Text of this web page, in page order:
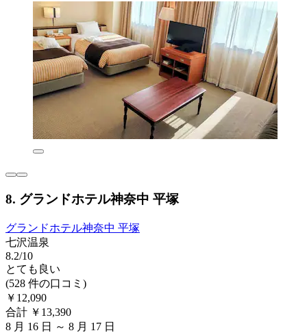
8. グランドホテル神奈中 平塚
グランドホテル神奈中 平塚
七沢温泉
8.2/10
とても良い
(528 件の口コミ)
￥12,090
合計 ￥13,390
8 月 16 日 ～ 8 月 17 日